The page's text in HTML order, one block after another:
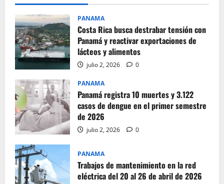
PANAMA
Costa Rica busca destrabar tensión con
Panamá y reactivar exportaciones de
lácteos y alimentos
julio 2, 2026 0
PANAMA
Panamá registra 10 muertes y 3.122
casos de dengue en el primer semestre
de 2026
julio 2, 2026 0
PANAMA
Trabajos de mantenimiento en la red
eléctrica del 20 al 26 de abril de 2026